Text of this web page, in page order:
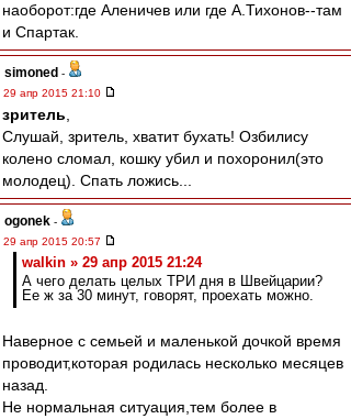
наоборот:где Аленичев или где А.Тихонов--там
и Спартак.
simoned -
29 апр 2015 21:10
зpитель
Слушай, зритель, хватит бухать! Озбилису
колено сломал, кошку убил и похоронил(это
молодец). Спать ложись...
ogonek -
29 апр 2015 20:57
walkin » 29 апр 2015 21:24
А чего делать целых ТРИ дня в Швейцарии?
Ее ж за 30 минут, говорят, проехать можно.
Наверное с семьей и маленькой дочкой время
проводит,которая родилась несколько месяцев
назад.
Не нормальная ситуация,тем более в